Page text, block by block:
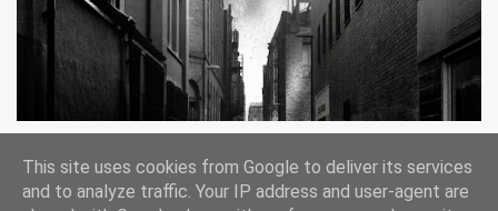
Lee Jeffries
This site uses cookies from Google to deliver its services
and to analyze traffic. Your IP address and user-agent are